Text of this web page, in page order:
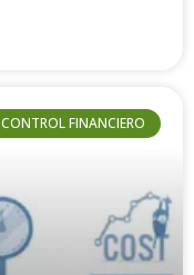
CONTROL FINANCIERO